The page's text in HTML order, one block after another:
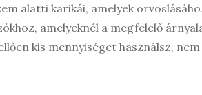
alatti karikái, amelyek
amelyeknél a megfelelő
kis mennyiséget használsz,